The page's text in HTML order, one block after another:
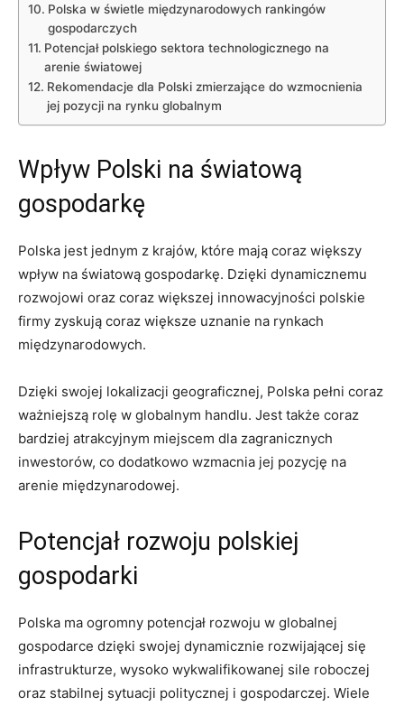
Polska w świetle międzynarodowych rankingów
gospodarczych
Potencjał polskiego sektora technologicznego na
arenie światowej
Rekomendacje dla⁤ Polski zmierzające​ do wzmocnienia
jej pozycji na rynku globalnym
Wpływ Polski na światową
gospodarkę
Polska jest jednym z krajów,⁤ które mają coraz większy
wpływ na światową gospodarkę. Dzięki dynamicznemu
rozwojowi oraz​ coraz ⁢większej innowacyjności polskie
firmy zyskują coraz większe uznanie na rynkach
międzynarodowych.
Dzięki swojej lokalizacji‌ geograficznej, Polska​ pełni coraz
ważniejszą rolę w globalnym handlu. ⁢Jest⁣ także coraz‌
bardziej atrakcyjnym miejscem ⁢dla zagranicznych
inwestorów, co dodatkowo wzmacnia jej pozycję na
arenie międzynarodowej.
Potencjał rozwoju polskiej
gospodarki
Polska ma ogromny potencjał rozwoju w globalnej
gospodarce dzięki swojej dynamicznie rozwijającej się
infrastrukturze, wysoko wykwalifikowanej sile roboczej
oraz stabilnej sytuacji politycznej i gospodarczej. Wiele